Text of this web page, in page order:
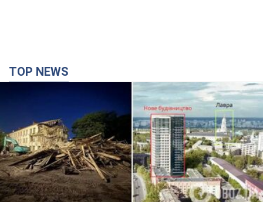
TOP NEWS